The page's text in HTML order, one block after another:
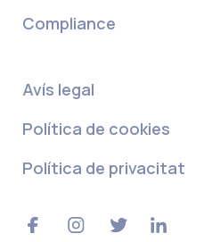
Compliance
Avís legal
Política de cookies
Política de privacitat